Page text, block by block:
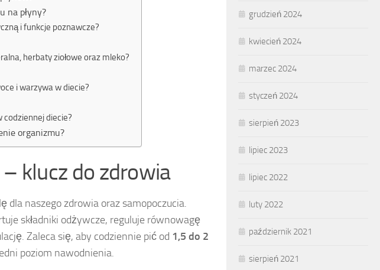
na płyny?
i funkcje poznawcze?
herbaty ziołowe oraz mleko?
i warzywa w diecie?
codziennej diecie?
organizmu?
klucz do zdrowia
dla naszego zdrowia oraz samopoczucia.
składniki odżywcze, reguluje równowagę
Zaleca się, aby codziennie pić od 1,5 do 2
poziom nawodnienia.
grudzień 2024
kwiecień 2024
marzec 2024
styczeń 2024
sierpień 2023
lipiec 2023
lipiec 2022
luty 2022
październik 2021
sierpień 2021